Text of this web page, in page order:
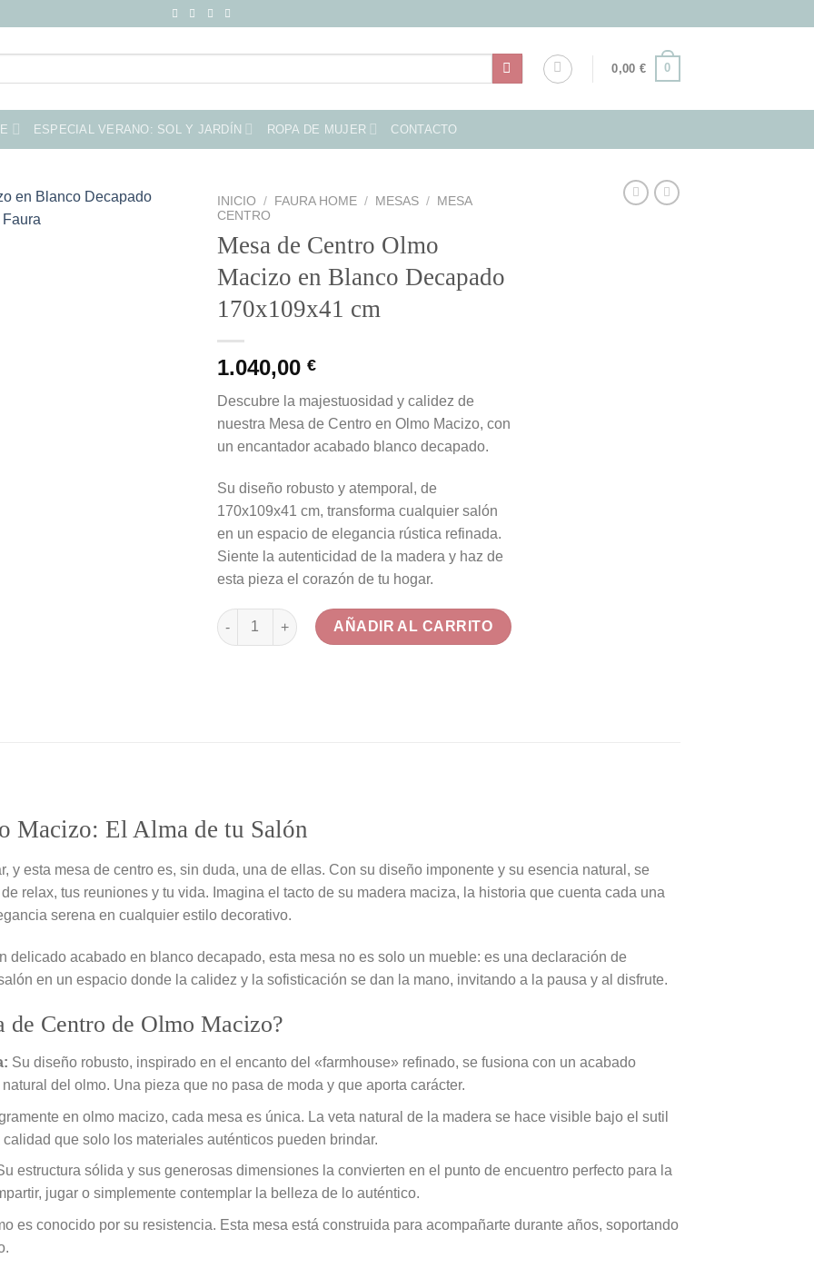
0,00 € 0
ESPECIAL VERANO: SOL Y JARDÍN ROPA DE MUJER CONTACTO
INICIO / FAURA HOME / MESAS /
MESA
CENTRO
Mesa de Centro Olmo
Macizo en Blanco Decapado
170x109x41 cm
1.040,00 €
Descubre la majestuosidad y calidez de
nuestra Mesa de Centro en Olmo Macizo, con
un encantador acabado blanco decapado.
Su diseño robusto y atemporal, de
170x109x41 cm, transforma cualquier salón
en un espacio de elegancia rústica refinada.
Siente la autenticidad de la madera y haz de
esta pieza el corazón de tu hogar.
Mesa de Centro Olmo Macizo en Blanco Decapado 170x109x41 cm cantidad
AÑADIR AL CARRITO
Macizo: El Alma de tu Salón
y esta mesa de centro es, sin duda, una de ellas. Con su diseño imponente y su esencia natural, se
relax, tus reuniones y tu vida. Imagina el tacto de su madera maciza, la historia que cuenta cada una
serena en cualquier estilo decorativo.
delicado acabado en blanco decapado, esta mesa no es solo un mueble: es una declaración de
en un espacio donde la calidez y la sofisticación se dan la mano, invitando a la pausa y al disfrute.
de Centro de Olmo Macizo?
Su diseño robusto, inspirado en el encanto del «farmhouse» refinado, se fusiona con un acabado
del olmo. Una pieza que no pasa de moda y que aporta carácter.
en olmo macizo, cada mesa es única. La veta natural de la madera se hace visible bajo el sutil
que solo los materiales auténticos pueden brindar.
estructura sólida y sus generosas dimensiones la convierten en el punto de encuentro perfecto para la
jugar o simplemente contemplar la belleza de lo auténtico.
es conocido por su resistencia. Esta mesa está construida para acompañarte durante años, soportando